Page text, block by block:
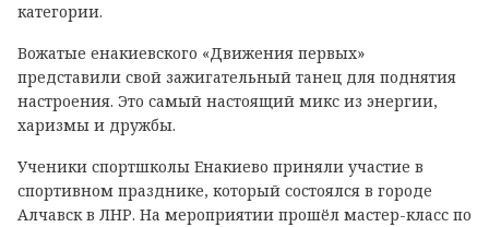
категории.
Вожатые енакиевского «Движения первых»
представили свой зажигательный танец для поднятия
настроения. Это самый настоящий микс из энергии,
харизмы и дружбы.
Ученики спортшколы Енакиево приняли участие в
спортивном празднике, который состоялся в городе
Алчавск в ЛНР. На мероприятии прошёл мастер-класс по